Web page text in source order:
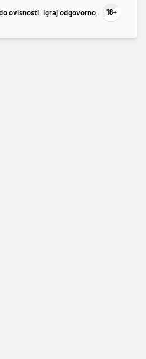
ovisnosti. Igraj odgovorno.